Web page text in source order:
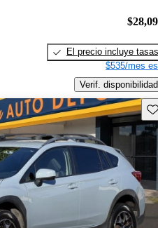
El precio incluye tasas
$535/mes
Verif. disponibilidad